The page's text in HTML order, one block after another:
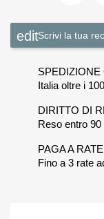
Scrivi la tua
SPEDIZIONE
Italia oltre i
DIRITTO DI
Reso entro 90
PAGA A RATE
Fino a 3 rate